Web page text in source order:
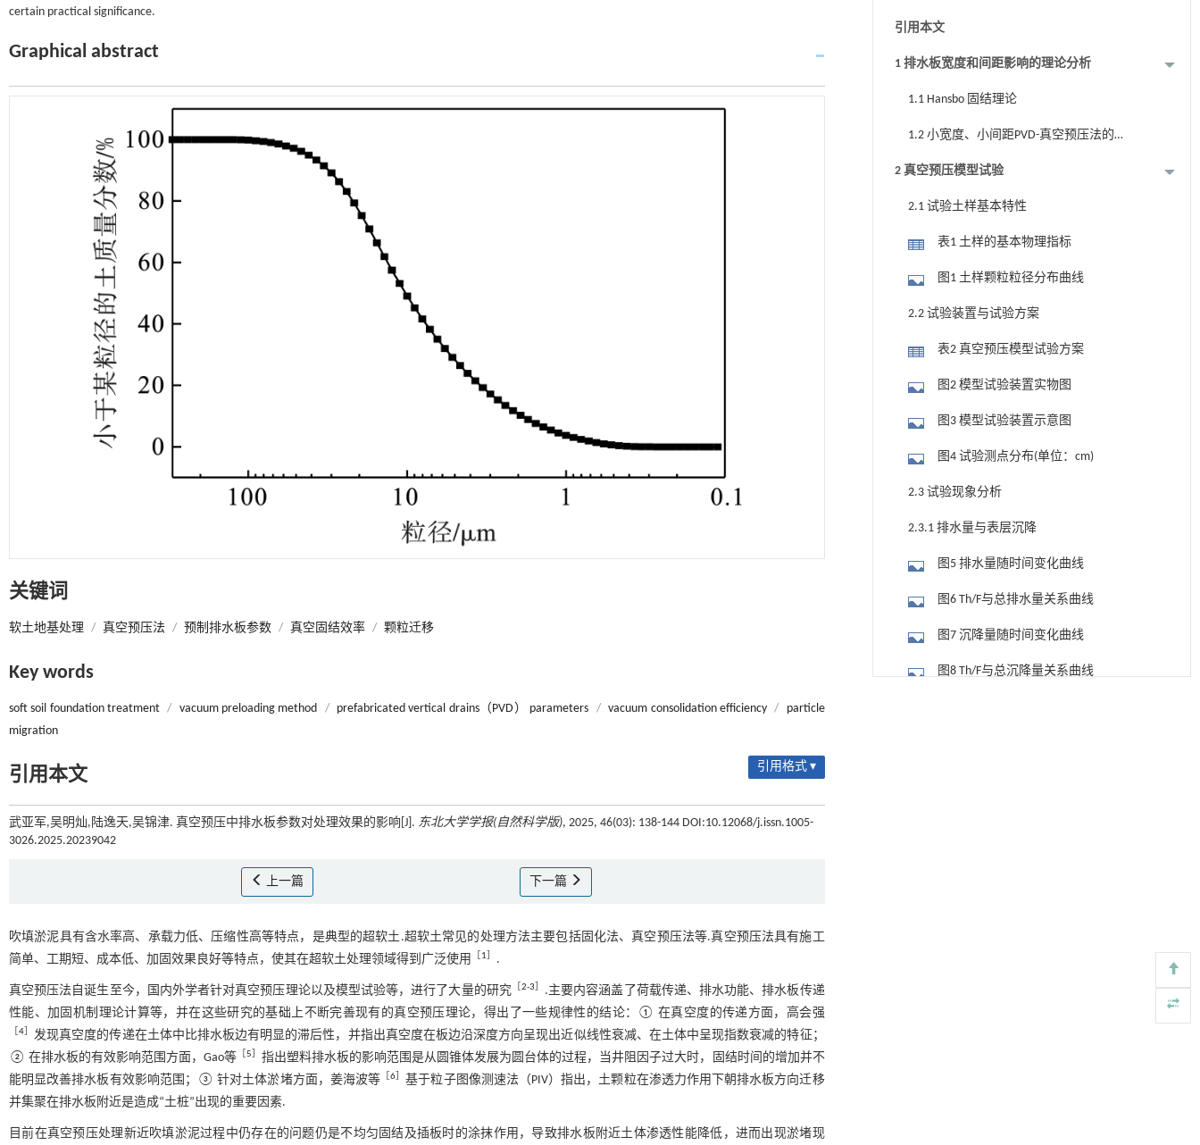
certain practical significance.
Graphical abstract
关键词
软土地基处理 / 真空预压法 / 预制排水板参数 / 真空固结效率 / 颗粒迁移
Key words
soft soil foundation treatment / vacuum preloading method / prefabricated vertical drains（PVD） parameters / vacuum consolidation efficiency /
particle
migration
引用本文 引用格式 ▾
武亚军,吴明灿,陆逸天,吴锦津. 真空预压中排水板参数对处理效果的影响[J]. 东北大学学报(自然科学版), 2025, 46(03): 138-144 DOI:10.12068/j.issn.1005-
3026.2025.20239042
上一篇 下一篇
吹填淤泥具有含水率高、承载力低、压缩性高等特点，是典型的超软土.超软土常见的处理方法主要包括固化法、真空预压法等.真空预压法具有施工
简单、工期短、成本低、加固效果良好等特点，使其在超软土处理领域得到广泛使用
1 .
真空预压法自诞生至今，国内外学者针对真空预压理论以及模型试验等，进行了大量的研究 2-3
.主要内容涵盖了荷载传递、排水功能、排水板传递
性能、加固机制理论计算等，并在这些研究的基础上不断完善现有的真空预压理论，得出了一些规律性的结论：① 在真空度的传递方面，高会强
［4
发现真空度的传递在土体中比排水板边有明显的滞后性，并指出真空度在板边沿深度方向呈现出近似线性衰减、在土体中呈现指数衰减的特征；
② 在排水板的有效影响范围方面，Gao等 ［5 ］指出塑料排水板的影响范围是从圆锥体发展为圆台体的过程，当井阻因子过大时，固结时间的增加并不
能明显改善排水板有效影响范围；③ 针对土体淤堵方面，姜海波等 ［6
基于粒子图像测速法（PIV）指出，土颗粒在渗透力作用下朝排水板方向迁移
并集聚在排水板附近是造成“土桩”出现的重要因素.
目前在真空预压处理新近吹填淤泥过程中仍存在的问题仍是不均匀固结及插板时的涂抹作用，导致排水板附近土体渗透性能降低，进而出现淤堵现
引用本文
1 排水板宽度和间距影响的理论分析
1.1 Hansbo 固结理论
1.2 小宽度、小间距PVD-真空预压法的
设计理论分析
2 真空预压模型试验
2.1 试验土样基本特性
表1 土样的基本物理指标
图1 土样颗粒粒径分布曲线
2.2 试验装置与试验方案
表2 真空预压模型试验方案
图2 模型试验装置实物图
图3 模型试验装置示意图
图4 试验测点分布(单位：cm)
2.3 试验现象分析
2.3.1 排水量与表层沉降
图5 排水量随时间变化曲线
图6 Th/F与总排水量关系曲线
图7 沉降量随时间变化曲线
图8 Th/F与总沉降量关系曲线